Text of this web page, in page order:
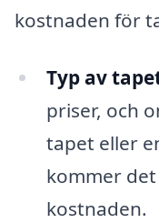
kostnaden för
Typ av
priser, och
tapet eller
kommer
kostnaden.